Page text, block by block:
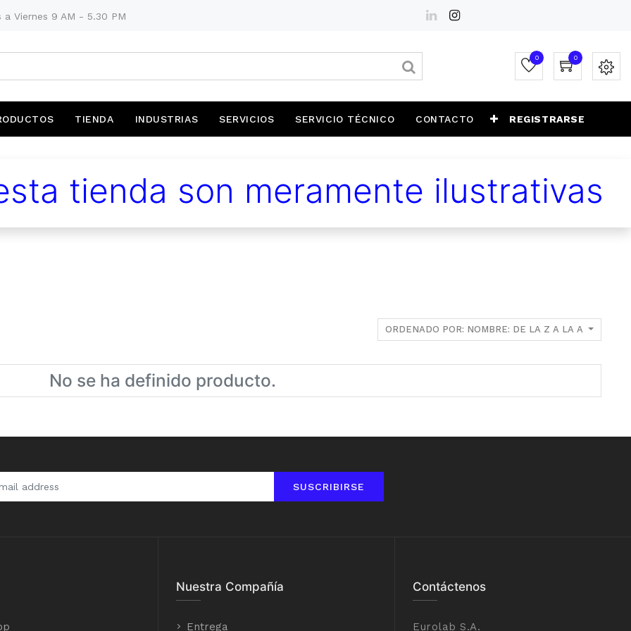
a Viernes 9 AM - 5.30 PM
0 0
TIENDA INDUSTRIAS SERVICIOS SERVICIO TÉCNICO CONTACTO REGISTRARSE
tienda son meramente ilustrativas
ORDENADO POR: NOMBRE: DE LA Z A LA A
No se ha definido producto.
SUSCRIBIRSE
Nuestra Compañía
Entrega
Contáctenos
Eurolab S.A.